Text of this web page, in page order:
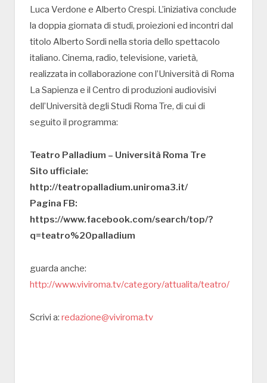
Luca Verdone e Alberto Crespi. L’iniziativa conclude
la doppia giornata di studi, proiezioni ed incontri dal
titolo Alberto Sordi nella storia dello spettacolo
italiano. Cinema, radio, televisione, varietà,
realizzata in collaborazione con l’Università di Roma
La Sapienza e il Centro di produzioni audiovisivi
dell’Università degli Studi Roma Tre, di cui di
seguito il programma:
Teatro Palladium – Università Roma Tre
Sito ufficiale:
http://teatropalladium.uniroma3.it/
Pagina FB:
https://www.facebook.com/search/top/?
q=teatro%20palladium
guarda anche:
http://www.viviroma.tv/category/attualita/teatro/
Scrivi a: redazione@viviroma.tv